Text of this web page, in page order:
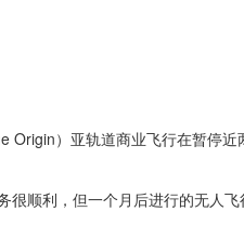
Origin）亚轨道商业飞行在暂停
顺利，但一个月后进行的无人